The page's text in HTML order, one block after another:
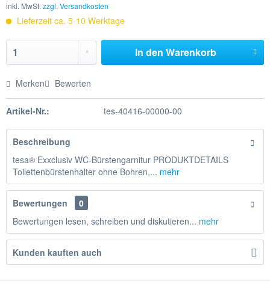
inkl. MwSt. zzgl. Versandkosten
Lieferzeit ca. 5-10 Werktage
In den Warenkorb
Merken Bewerten
Artikel-Nr.: tes-40416-00000-00
Beschreibung
tesa® Exxclusiv WC-Bürstengarnitur PRODUKTDETAILS
Toilettenbürstenhalter ohne Bohren,... mehr
Bewertungen
0
Bewertungen lesen, schreiben und diskutieren... mehr
Kunden kauften auch